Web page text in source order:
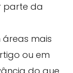
parte da
áreas mais
ou em